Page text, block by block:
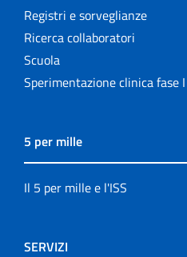
Registri e sorveglianze
Ricerca collaboratori
Scuola
Sperimentazione clinica fase I
5 per mille
Il 5 per mille e l'ISS
SERVIZI